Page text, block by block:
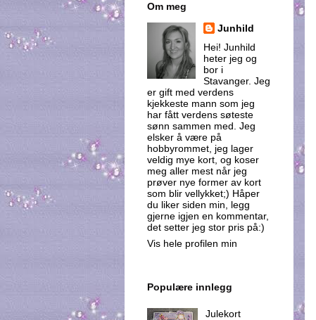
Om meg
Junhild
Hei! Junhild
heter jeg og
bor i
Stavanger. Jeg
er gift med verdens
kjekkeste mann som jeg
har fått verdens søteste
sønn sammen med. Jeg
elsker å være på
hobbyrommet, jeg lager
veldig mye kort, og koser
meg aller mest når jeg
prøver nye former av kort
som blir vellykket;) Håper
du liker siden min, legg
gjerne igjen en kommentar,
det setter jeg stor pris på:)
Vis hele profilen min
Populære innlegg
Julekort